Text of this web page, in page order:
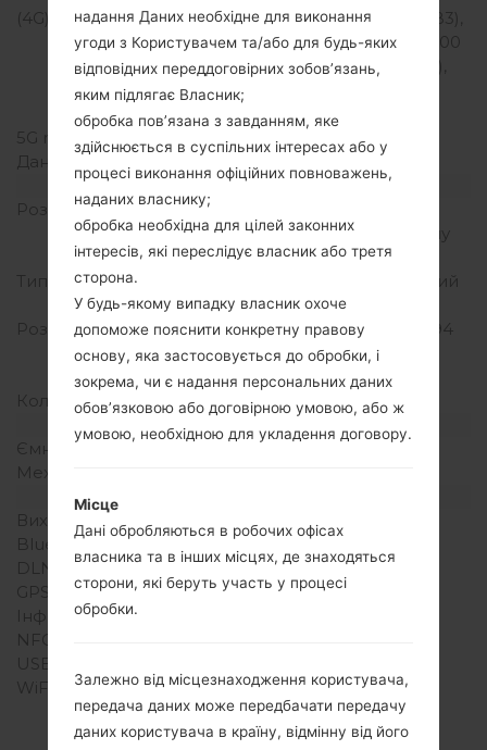
(4G) LTE
LTE2100 (B1), LTE1800 (B3),
LTE2600 (B7), TD-LTE2600
(B38), TD-LTE1900 (B39),
LTE2500 (B41)
5G network
Дані
GPRS/EDGE
Дисплей
Розмір екрану
співвідношення екрану
до тіла)
Тип екрану
TFT ємнісний сенсорний
екран
Розширення екрану
720 x 1280 пікселів (~294
щільність пікселів на
дюйм)
Кольори екрану
16M кольорів
Акамулятор і клавіатура
Ємність акумулятора
Li-Ion2600mAh
Механічна клавіатура
Вихід для аудіо
3.5mm jack
Bluetooth
версія 4.1 A2DP
DLNA
-
GPS
A-GPS, BDS
Інфрачервоний порт
NFC
USB
WiFi
Wi-Fi 802.11 b/g/n, Wi-Fi
Direct, hotspot
надання Даних необхідне для виконання
угоди з Користувачем та/або для будь-яких
відповідних переддоговірних зобов’язань,
яким підлягає Власник;
обробка пов’язана з завданням, яке
здійснюється в суспільних інтересах або у
процесі виконання офіційних повноважень,
наданих власнику;
обробка необхідна для цілей законних
інтересів, які переслідує власник або третя
сторона.
У будь-якому випадку власник охоче
допоможе пояснити конкретну правову
основу, яка застосовується до обробки, і
зокрема, чи є надання персональних даних
обов’язковою або договірною умовою, або ж
умовою, необхідною для укладення договору.
Місце
Дані обробляються в робочих офісах
власника та в інших місцях, де знаходяться
сторони, які беруть участь у процесі
обробки.
Залежно від місцезнаходження користувача,
передача даних може передбачати передачу
даних користувача в країну, відмінну від його